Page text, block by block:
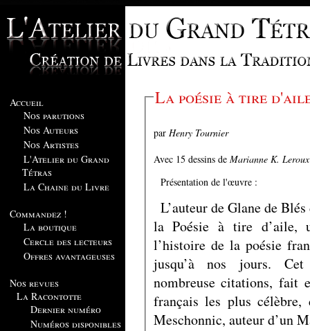
Accueil
Nos parutions
Nos Auteurs
Nos Artistes
L'Atelier du Grand
Tétras
La Chaine du Livre
Commandez !
La boutique
Cercle des lecteurs
Offres avantageuses
Nos revues
La Racontotte
Dernier numéro
Numéros disponibles
La poésie à tire
par Henry Tournier
Avec 15 dessins de Marianne K. Leroux
Présentation de l'œuvre :
L’auteur de Glane de
la Poésie à tire d’aile,
l’histoire de la poésie
jusqu’à nos jours.
nombreuse citations, fait
français les plus
Meschonnic, auteur d’un